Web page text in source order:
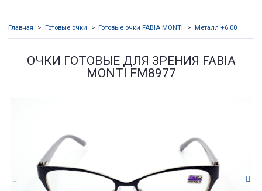
Главная Готовые очки Готовые очки FABIA MONTI Металл +6.00
ОЧКИ ГОТОВЫЕ ДЛЯ ЗРЕНИЯ FABIA
MONTI FM8977